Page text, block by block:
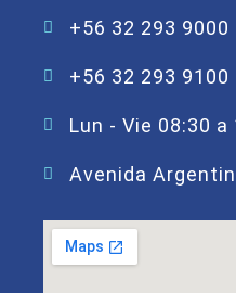
+56 32 293 9000
+56 32 293 9100
Lun - Vie 08:30 a
Avenida